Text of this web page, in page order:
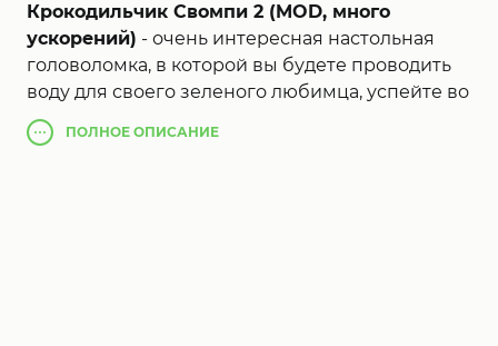
Крокодильчик Свомпи 2 (MOD, много
ускорений) - очень интересная настольная
головоломка, в которой вы будете проводить
воду для своего зеленого любимца, успейте во
время. Собирайте всех уточек на уровне и
набирайте большое количество очков. Вся
ПОЛНОЕ ОПИСАНИЕ